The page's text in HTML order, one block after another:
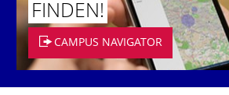
FINDEN!
CAMPUS NAVIGATOR